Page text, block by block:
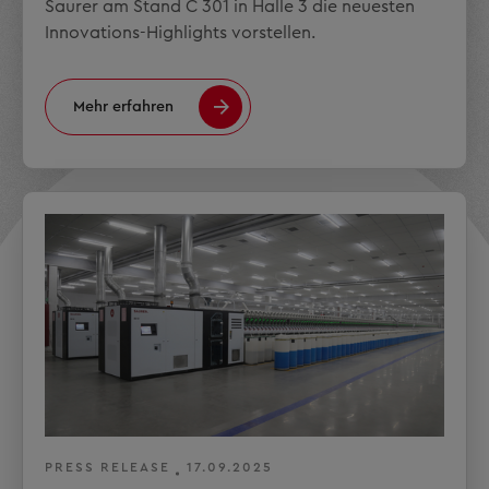
Saurer am Stand C 301 in Halle 3 die neuesten
Innovations-Highlights vorstellen.
Mehr erfahren
PRESS RELEASE 17.09.2025